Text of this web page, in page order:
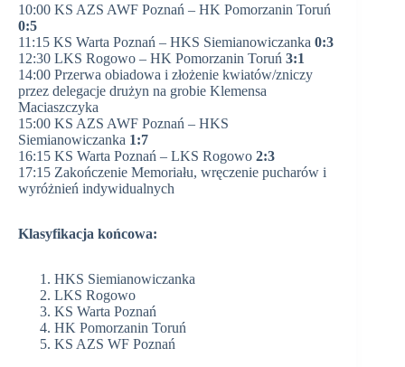
10:00 KS AZS AWF Poznań – HK Pomorzanin Toruń
0:5
11:15 KS Warta Poznań – HKS Siemianowiczanka 0:3
12:30 LKS Rogowo – HK Pomorzanin Toruń 3:1
14:00 Przerwa obiadowa i złożenie kwiatów/zniczy
przez delegacje drużyn na grobie Klemensa
Maciaszczyka
15:00 KS AZS AWF Poznań – HKS
Siemianowiczanka 1:7
16:15 KS Warta Poznań – LKS Rogowo 2:3
17:15 Zakończenie Memoriału, wręczenie pucharów i
wyróżnień indywidualnych
Klasyfikacja końcowa:
HKS Siemianowiczanka
LKS Rogowo
KS Warta Poznań
HK Pomorzanin Toruń
KS AZS WF Poznań